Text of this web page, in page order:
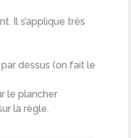
Il s’applique très
dessus (on fait le
le plancher
la règle.